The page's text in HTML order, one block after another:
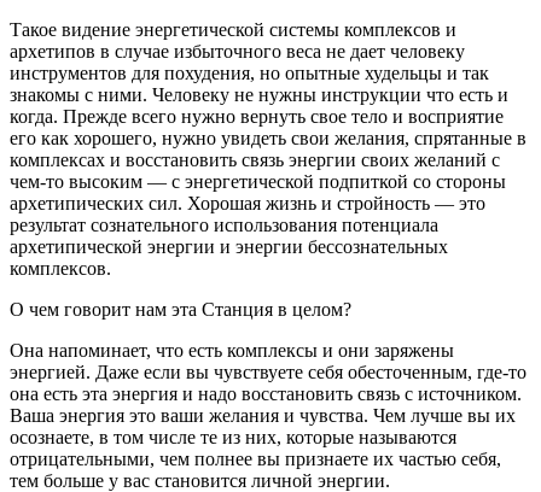
Такое видение энергетической системы комплексов и
архетипов в случае избыточного веса не дает человеку
инструментов для похудения, но опытные худельцы и так
знакомы с ними. Человеку не нужны инструкции что есть и
когда. Прежде всего нужно вернуть свое тело и восприятие
его как хорошего, нужно увидеть свои желания, спрятанные в
комплексах и восстановить связь энергии своих желаний с
чем-то высоким — с энергетической подпиткой со стороны
архетипических сил. Хорошая жизнь и стройность — это
результат сознательного использования потенциала
архетипической энергии и энергии бессознательных
комплексов.
О чем говорит нам эта Станция в целом?
Она напоминает, что есть комплексы и они заряжены
энергией. Даже если вы чувствуете себя обесточенным, где-то
она есть эта энергия и надо восстановить связь с источником.
Ваша энергия это ваши желания и чувства. Чем лучше вы их
осознаете, в том числе те из них, которые называются
отрицательными, чем полнее вы признаете их частью себя,
тем больше у вас становится личной энергии.